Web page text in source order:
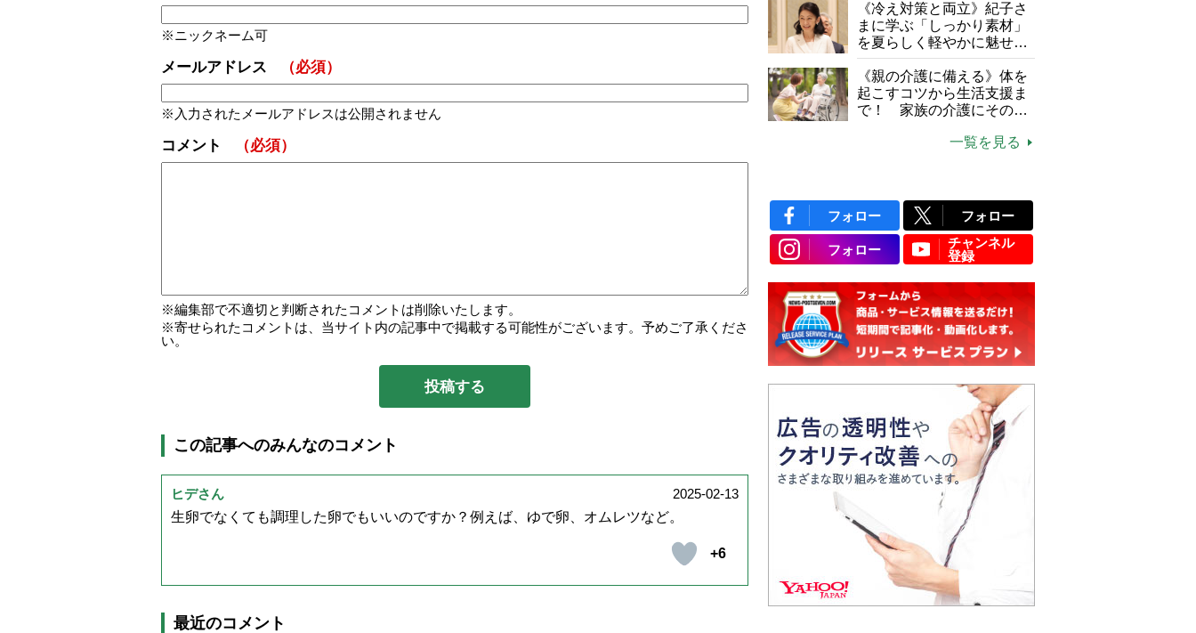
ニックネーム可
メールアドレス （必須）
入力されたメールアドレスは公開されません
コメント （必須）
編集部で不適切と判断されたコメントは削除いたします。
寄せられたコメントは、当サイト内の記事中で掲載する可能性がございます。予めご了承くださ
い。
この記事へのみんなのコメント
ヒデさん
2025-02-13
生卵でなくても調理した卵でもいいのですか？例えば、ゆで卵、オムレツなど。
+6
最近のコメント
のフェーズに分けて考えて
みよう」【社会福祉士解
説】
《冷え対策と両立》紀子さ
まに学ぶ「しっかり素材」
を夏らしく軽やかに魅せる
3つの着こなし法則
《親の介護に備える》体を
起こすコツから生活支援ま
で！ 家族の介護にそのま
一覧を見る
フォロー フォロー
フォロー
チャンネル
登録